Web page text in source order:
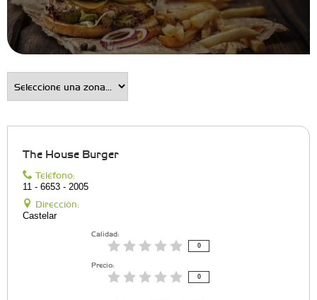
The House Burger
Teléfono:
11 - 6653 - 2005
Dirección:
Castelar
Calidad:
0
Precio:
0